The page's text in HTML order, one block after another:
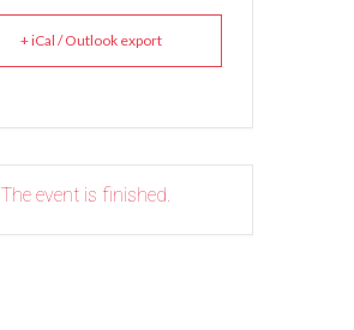
+ iCal / Outlook export
The event is finished.